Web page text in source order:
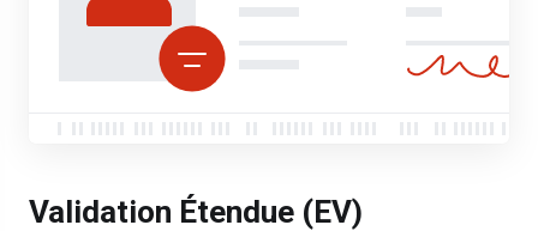
Validation Étendue (EV)